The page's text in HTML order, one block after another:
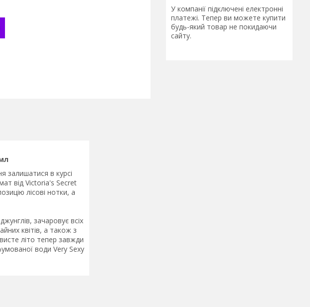
У компанії підключені електронні
платежі. Тепер ви можете купити
будь-який товар не покидаючи
сайту.
залишатися в курсі
від Victoria's Secret
лісові нотки, а
зачаровує всіх
квітів, а також з
літо тепер завжди
води Very Sexy